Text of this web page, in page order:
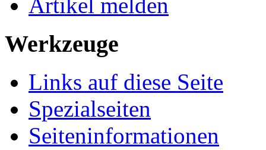
Werkzeuge
Links auf diese Seite
Spezialseiten
Seiten­informationen